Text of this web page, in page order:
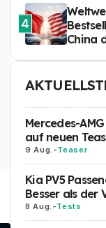
4
China
Mercedes-
auf neuen
9 Aug. -Teaser
Kia PV5
Besser als der
8 Aug. -Tests